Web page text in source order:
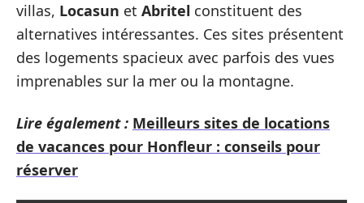
villas, Locasun et Abritel constituent des
alternatives intéressantes. Ces sites présentent
des logements spacieux avec parfois des vues
imprenables sur la mer ou la montagne.
Lire également : Meilleurs sites de locations
de vacances pour Honfleur : conseils pour
réserver